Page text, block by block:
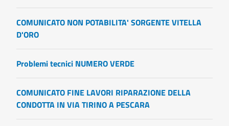
COMUNICATO NON POTABILITA' SORGENTE VITELLA
D'ORO
Problemi tecnici NUMERO VERDE
COMUNICATO FINE LAVORI RIPARAZIONE DELLA
CONDOTTA IN VIA TIRINO A PESCARA